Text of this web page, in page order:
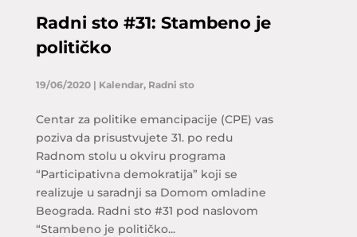
Radni sto #31: Stambeno je
političko
19/06/2020| Kalendar, Radni sto
Centar za politike emancipacije (CPE) vas
poziva da prisustvujete 31. po redu
Radnom stolu u okviru programa
“Participativna demokratija” koji se
realizuje u saradnji sa Domom omladine
Beograda. Radni sto #31 pod naslovom
“Stambeno je političko...